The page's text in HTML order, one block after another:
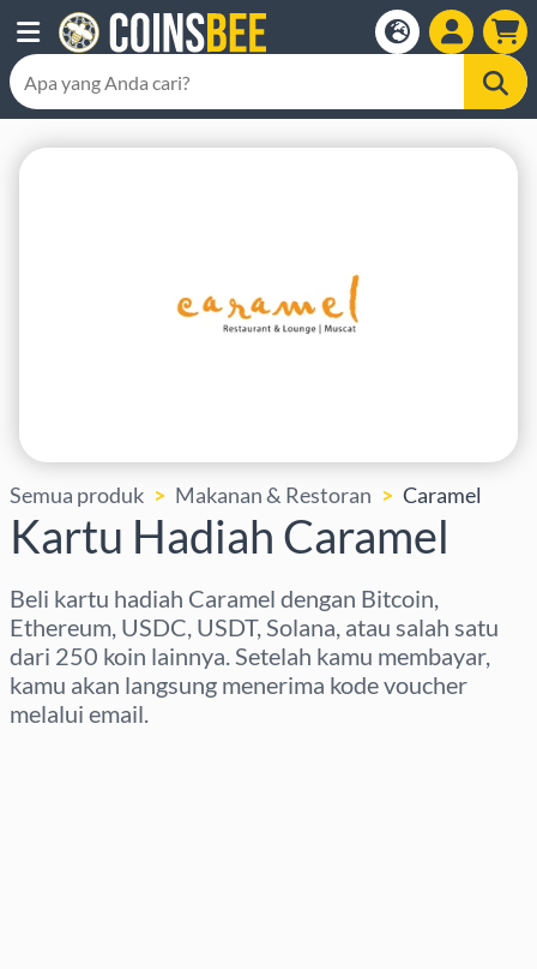
Semua produk Makanan & Restoran Caramel
Kartu Hadiah Caramel
Beli kartu hadiah Caramel dengan Bitcoin,
Ethereum, USDC, USDT, Solana, atau salah satu
dari 250 koin lainnya. Setelah kamu membayar,
kamu akan langsung menerima kode voucher
melalui email.